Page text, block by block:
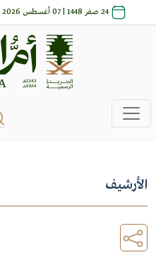
24 صفر 1448 | 07 أغسطس 2026
الأرشيف